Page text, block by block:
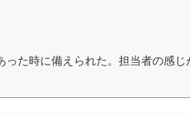
った時に備えられた。担当者の感